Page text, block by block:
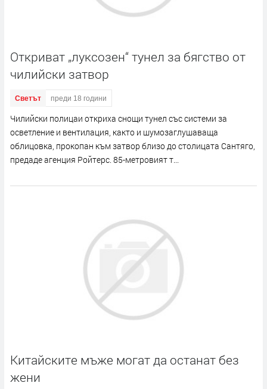
Откриват „луксозен“ тунел за бягство от
чилийски затвор
Светът преди 18 години
Чилийски полицаи откриха снощи тунел със системи за
осветление и вентилация, както и шумозаглушаваща
облицовка, прокопан към затвор близо до столицата Сантяго,
предаде агенция Ройтерс. 85-метровият т...
Китайските мъже могат да останат без
жени